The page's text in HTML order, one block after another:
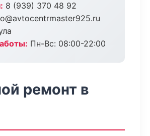
8 (939) 370 48 92
Пн-Вс: 08:00-22:00
ремонт в